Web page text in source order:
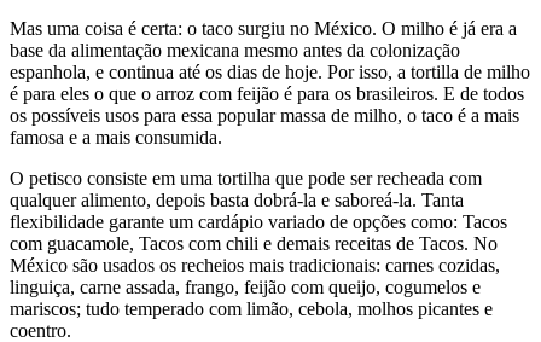
Mas uma coisa é certa: o taco surgiu no México. O milho é já era a
base da alimentação mexicana mesmo antes da colonização
espanhola, e continua até os dias de hoje. Por isso, a tortilla de milho
é para eles o que o arroz com feijão é para os brasileiros. E de todos
os possíveis usos para essa popular massa de milho, o taco é a mais
famosa e a mais consumida.
O petisco consiste em uma tortilha que pode ser recheada com
qualquer alimento, depois basta dobrá-la e saboreá-la. Tanta
flexibilidade garante um cardápio variado de opções como: Tacos
com guacamole, Tacos com chili e demais receitas de Tacos. No
México são usados os recheios mais tradicionais: carnes cozidas,
linguiça, carne assada, frango, feijão com queijo, cogumelos e
mariscos; tudo temperado com limão, cebola, molhos picantes e
coentro.